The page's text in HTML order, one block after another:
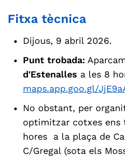
Fitxa tècnica
Dijous, 9 abril 2026.
Punt trobada:
d'Estenalles a les 8
maps.app.goo.gl/
No obstant, per
optimitzar cotxes ens
hores a la plaça de
C/Gregal (sota els